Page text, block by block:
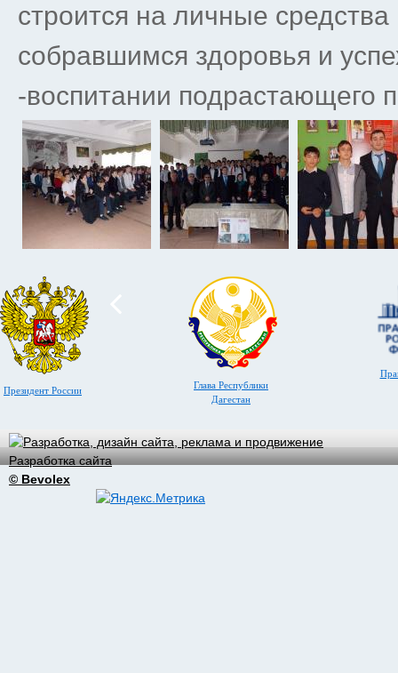
строится на личные
собравшимся здоровья и
-воспитании подрастающего
Президент России
Глава Республики
Дагестан
Разработка сайта
© Bevolex